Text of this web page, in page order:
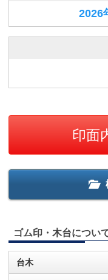
2026
印面
ゴム印・木台につい
台木